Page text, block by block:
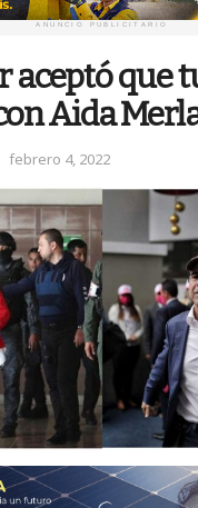
ANUNCIO PUBLICITARIO
aceptó que
Aida
febrero 4, 2022